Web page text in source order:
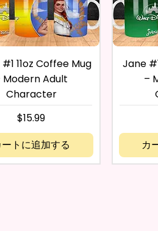
11oz Coffee Mug
Modern Adult
Character
価格
$15.99
トに追加する
Jane
–
カ